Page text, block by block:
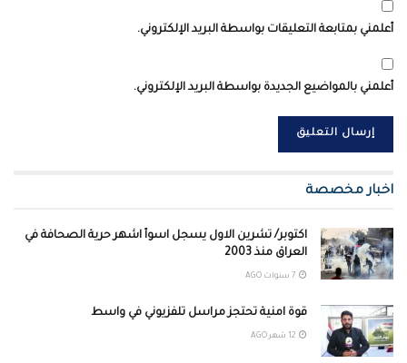
أعلمني بمتابعة التعليقات بواسطة البريد الإلكتروني.
أعلمني بالمواضيع الجديدة بواسطة البريد الإلكتروني.
اخبار مخصصة
اكتوبر/ تشرين الاول يسجل اسوأ اشهر حرية الصحافة في
العراق منذ 2003
قوة امنية تحتجز مراسل تلفزيوني في واسط ‏